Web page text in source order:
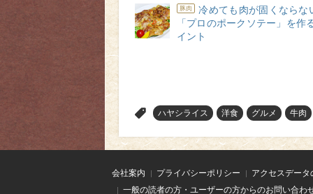
豚肉
冷めても肉が固くなら
「プロのポークソテー」を作
イント
ハヤシライス 洋食 グルメ 牛肉
会社案内 プライバシーポリシー
アクセスデー
一般の読者の方・ユーザーの方からのお問い合わ